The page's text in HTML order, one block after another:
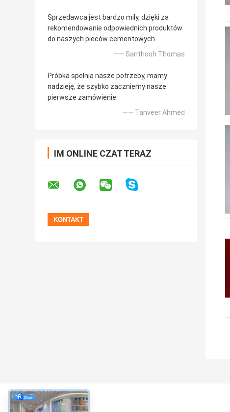
Sprzedawca jest bardzo miły, dzięki za
rekomendowanie odpowiednich produktów
do naszych pieców cementowych.
—— Santhosh Thomas
Próbka spełnia nasze potrzeby, mamy
nadzieję, że szybko zaczniemy nasze
pierwsze zamówienie.
—— Tanveer Ahmed
IM ONLINE CZAT TERAZ